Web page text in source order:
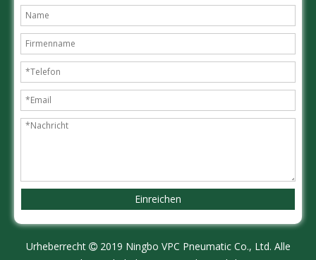
Einreichen
Urheberrecht 2019 Ningbo VPC Pneumatic Co., Ltd. Alle